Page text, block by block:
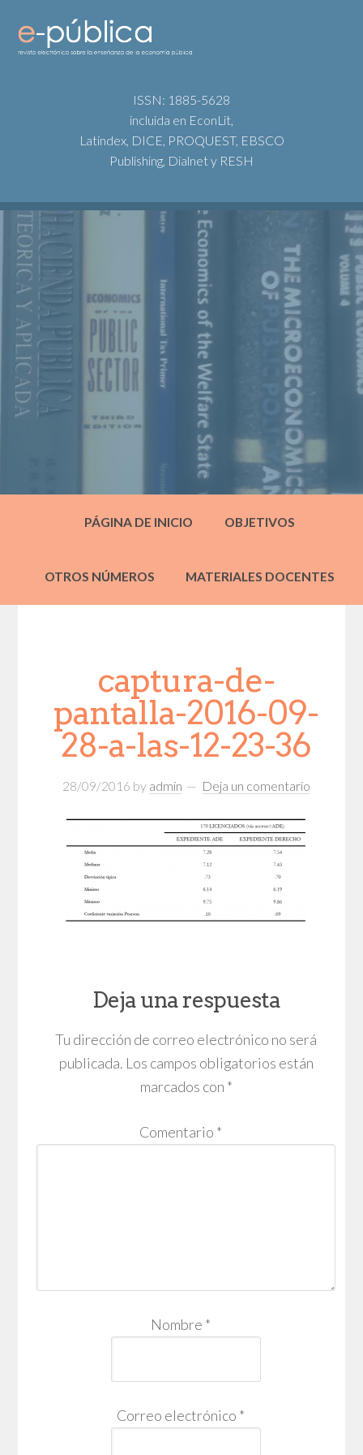
ISSN: 1885-5628
incluida en EconLit,
Latindex, DICE, PROQUEST, EBSCO
Publishing, Dialnet y RESH
PÁGINA DE INICIO OBJETIVOS
OTROS NÚMEROS MATERIALES DOCENTES
captura-de-
pantalla-2016-09-
28-a-las-12-23-36
28/09/2016 by admin Deja un comentario
Deja una respuesta
Tu dirección de correo electrónico no será
publicada. Los campos obligatorios están
marcados con *
Comentario *
Nombre *
Correo electrónico *